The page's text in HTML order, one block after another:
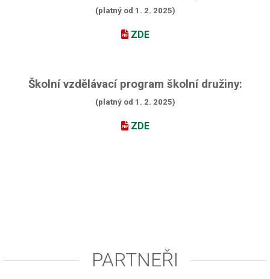
(platný od 1. 2. 2025)
ZDE
Školní vzdělávací program školní družiny:
(platný od 1. 2. 2025)
ZDE
PARTNEŘI